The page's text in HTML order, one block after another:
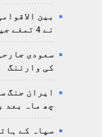
بین
نے 4 تمغے جیت لیے
سعودی
کی وارننگ
ایران جنگ
چھ ماہ بعد
سپاہ کے